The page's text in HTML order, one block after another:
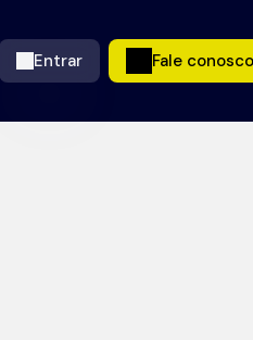
Fale conosco
Entrar